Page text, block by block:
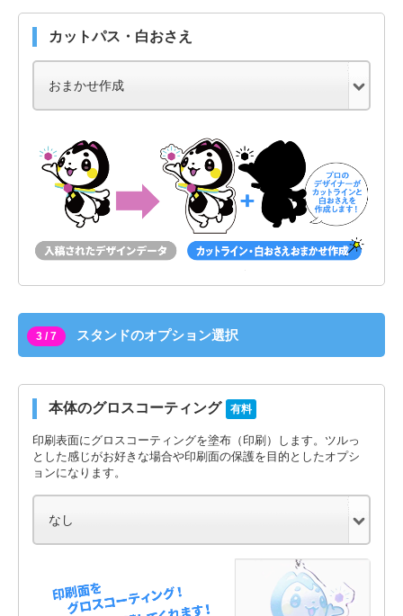
カットパス・白おさえ
3 / 7 スタンドのオプション選択
本体のグロスコーティング 有料
印刷表面にグロスコーティングを塗布（印刷）します。ツルっ
とした感じがお好きな場合や印刷面の保護を目的としたオプシ
ョンになります。